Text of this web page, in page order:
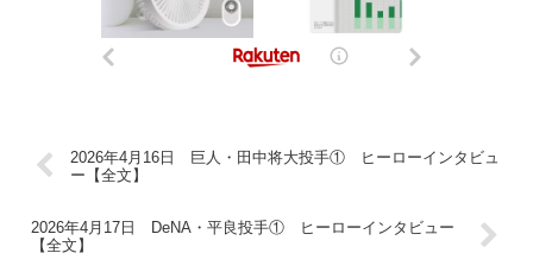
2026年4月16日 巨人・田中将大投手① ヒーローインタビュ
ー【全文】
2026年4月17日 DeNA・平良投手① ヒーローインタビュー
【全文】